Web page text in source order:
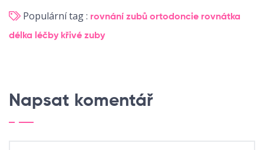
Populární tag : rovnání zubů ortodoncie rovnátka
délka léčby křivé zuby
Napsat komentář